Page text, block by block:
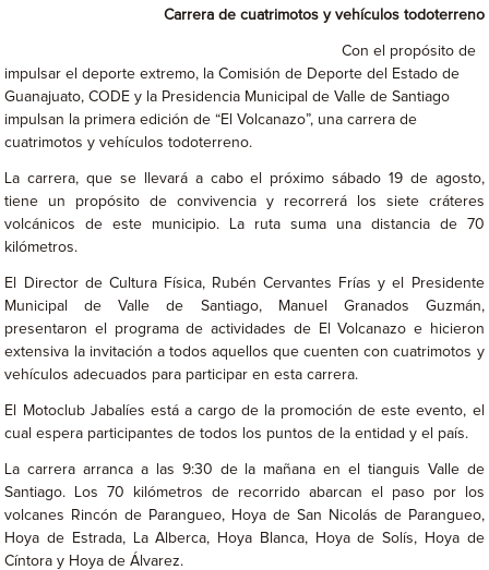
Carrera de cuatrimotos y vehículos todoterreno
Con el propósito de
impulsar el deporte extremo, la Comisión de Deporte del Estado de
Guanajuato, CODE y la Presidencia Municipal de Valle de Santiago
impulsan la primera edición de “El Volcanazo”, una carrera de
cuatrimotos y vehículos todoterreno.
La carrera, que se llevará a cabo el próximo sábado 19 de agosto,
tiene un propósito de convivencia y recorrerá los siete cráteres
volcánicos de este municipio. La ruta suma una distancia de 70
kilómetros.
El Director de Cultura Física, Rubén Cervantes Frías y el Presidente
Municipal de Valle de Santiago, Manuel Granados Guzmán,
presentaron el programa de actividades de El Volcanazo e hicieron
extensiva la invitación a todos aquellos que cuenten con cuatrimotos y
vehículos adecuados para participar en esta carrera.
El Motoclub Jabalíes está a cargo de la promoción de este evento, el
cual espera participantes de todos los puntos de la entidad y el país.
La carrera arranca a las 9:30 de la mañana en el tianguis Valle de
Santiago. Los 70 kilómetros de recorrido abarcan el paso por los
volcanes Rincón de Parangueo, Hoya de San Nicolás de Parangueo,
Hoya de Estrada, La Alberca, Hoya Blanca, Hoya de Solís, Hoya de
Cíntora y Hoya de Álvarez.